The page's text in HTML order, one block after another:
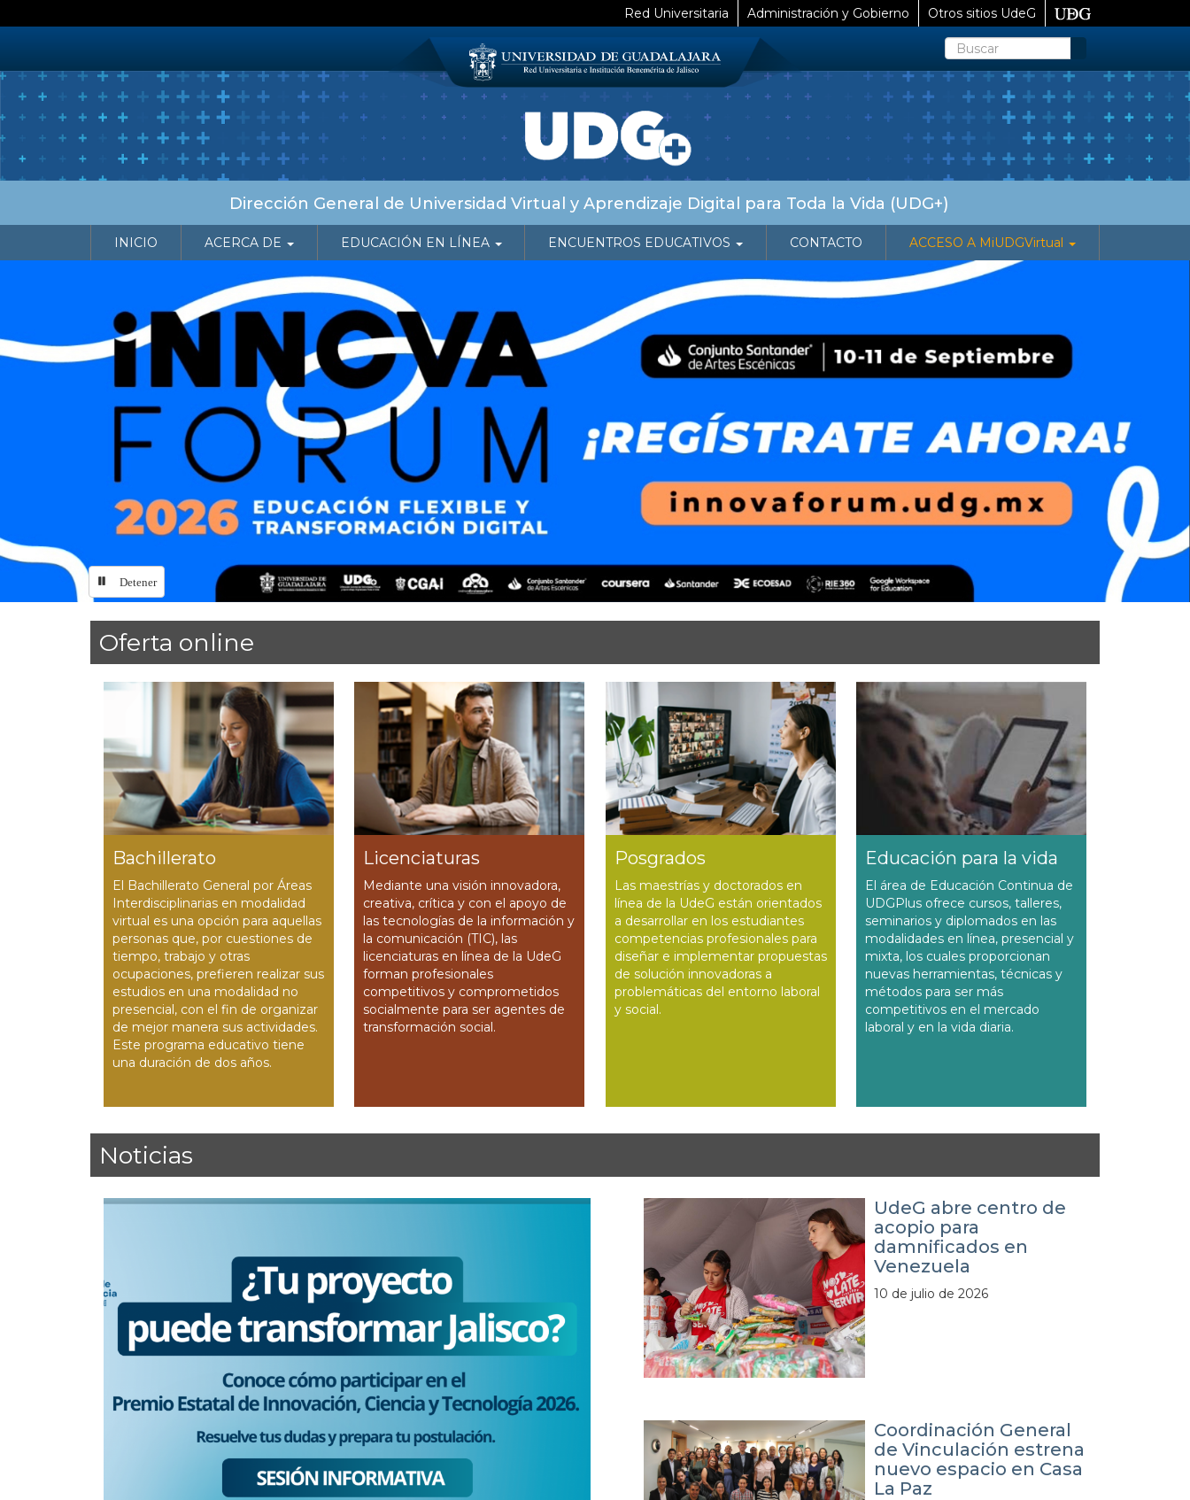
al
Red Universitaria Administración y Gobierno
Otros sitios UdeG
Buscar
Dirección General de Universidad Virtual y Aprendizaje Digital para Toda la Vida (UDG+)
NAVEGACIÓN PRINCIPAL
INICIO ACERCA DE EDUCACIÓN EN LÍNEA ENCUENTROS EDUCATIVOS CONTACTO ACCESO A MiUDGVirtual
Detener
Inicio
Oferta online
Bachillerato
El Bachillerato General por Áreas
Interdisciplinarias en modalidad
virtual es una opción para aquellas
personas que, por cuestiones de
tiempo, trabajo y otras
ocupaciones, prefi­eren realizar sus
estudios en una modalidad no
presencial, con el ­fin de organizar
de mejor manera sus actividades.
Este programa educativo tiene
una duración de dos años.
Licenciaturas
Mediante una visión innovadora,
creativa, crítica y con el apoyo de
las tecnologías de la información y
la comunicación (TIC), las
licenciaturas en línea de la UdeG
forman profesionales
competitivos y comprometidos
socialmente para ser agentes de
transformación social.
Posgrados
Las maestrías y doctorados en
línea de la UdeG están orientados
a desarrollar en los estudiantes
competencias profesionales para
diseñar e implementar propuestas
de solución innovadoras a
problemáticas del entorno laboral
y social.
Educación para la vida
El área de Educación Continua de
UDGPlus ofrece cursos, talleres,
seminarios y diplomados en las
modalidades en línea, presencial y
mixta, los cuales proporcionan
nuevas herramientas, técnicas y
métodos para ser más
competitivos en el mercado
laboral y en la vida diaria.
Noticias
UdeG abre centro de
acopio para
damnificados en
Venezuela
10 de julio de 2026
Coordinación General
de Vinculación estrena
nuevo espacio en Casa
La Paz